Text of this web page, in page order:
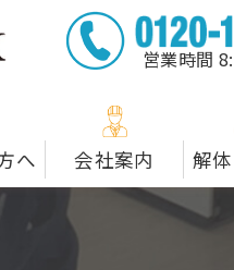
店のカネ
営業時間
へ 会社案内 解